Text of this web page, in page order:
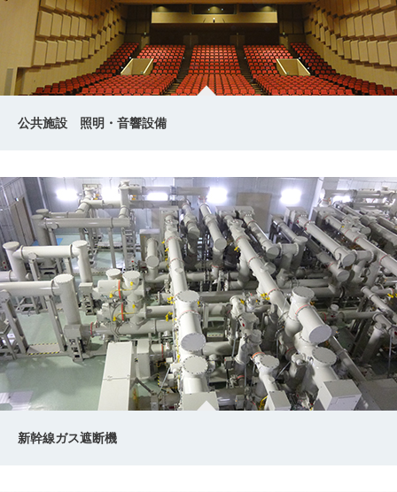
公共施設 照明・音響設備
新幹線ガス遮断機